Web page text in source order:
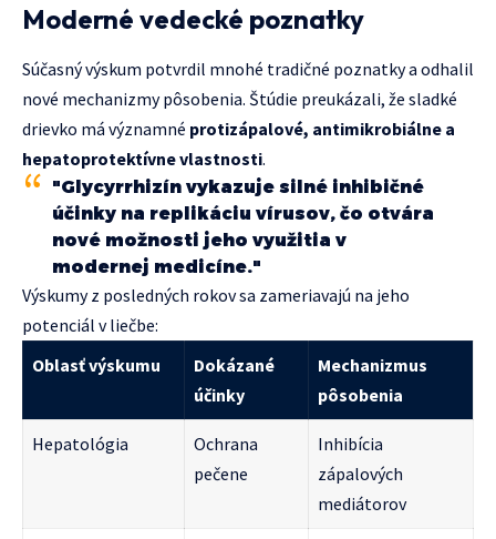
Moderné vedecké poznatky
Súčasný výskum potvrdil mnohé tradičné poznatky a odhalil
nové mechanizmy pôsobenia. Štúdie preukázali, že sladké
drievko má významné protizápalové, antimikrobiálne a
hepatoprotektívne vlastnosti.
"Glycyrrhizín vykazuje silné inhibičné
účinky na replikáciu vírusov, čo otvára
nové možnosti jeho využitia v
modernej medicíne."
Výskumy z posledných rokov sa zameriavajú na jeho
potenciál v liečbe:
Oblasť výskumu
Dokázané
účinky
Mechanizmus
pôsobenia
Hepatológia
Ochrana
pečene
Inhibícia
zápalových
mediátorov